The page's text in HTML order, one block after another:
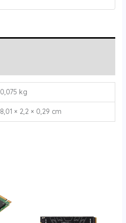
0,075 kg
8,01 × 2,2 × 0,29 cm